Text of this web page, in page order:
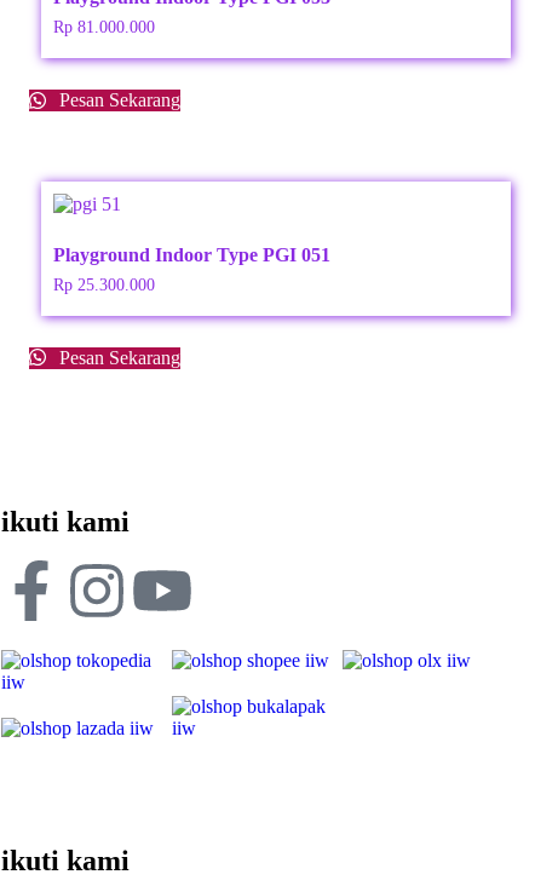
Rp81.000.000
Pesan Sekarang
Playground Indoor Type PGI 051
Rp25.300.000
Pesan Sekarang
ikuti kami
ikuti kami